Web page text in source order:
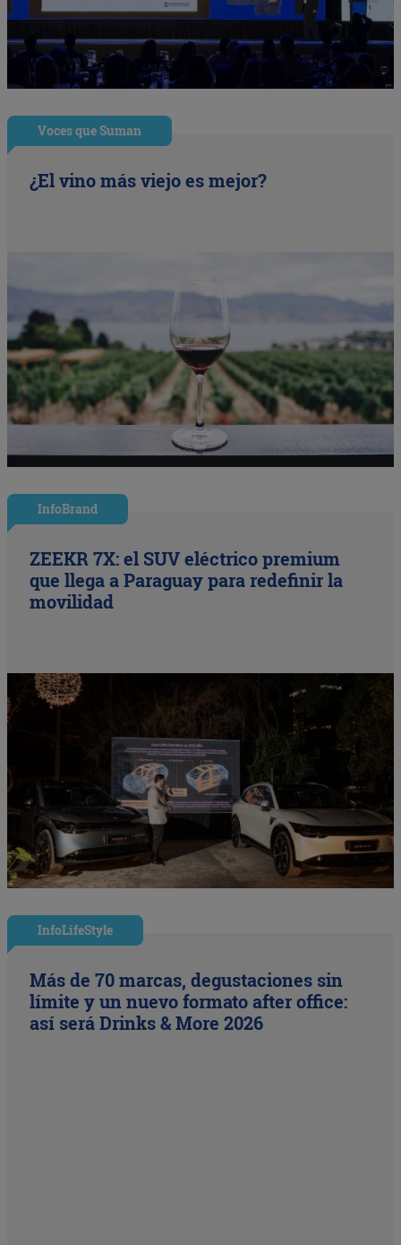
Voces que Suman
¿El vino más viejo es mejor?
InfoBrand
ZEEKR 7X: el SUV eléctrico premium
que llega a Paraguay para redefinir la
movilidad
InfoLifeStyle
Más de 70 marcas, degustaciones sin
límite y un nuevo formato after office:
así será Drinks & More 2026